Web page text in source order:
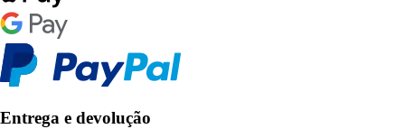
Entrega e devolução